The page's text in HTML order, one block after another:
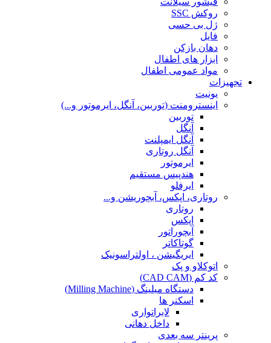
روکش SSC
ژل بی حسی
فایل
دهان بازکن
ابزار های اطفال
مواد عمومی اطفال
تجهیزات
یونیت
اینسترومنت (توربین، آنگل، ایرموتور و...)
توربین
آنگل
آنگل ایمپلنت
آنگل روتاری
ایرموتور
هندپیس مستقیم
ایرفلو
روتاری، اپکس، آبچوریشن و...
روتاری
اپکس
آبچوراتور
گوتاکاتر
ایریگیشن ، اولتراسونیک
اتوکلاو و پک
کد کم (CAD CAM)
دستگاه میلینگ (Milling Machine)
اسکنر ها
لابراتواری
داخل دهانی
پرینتر سه بعدی